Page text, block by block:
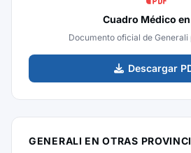
Cuadro Médico en
Documento oficial de
Descargar
GENERALI EN OTRAS